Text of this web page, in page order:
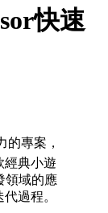
快速
的專案，
經典小遊
領域的應
過程。